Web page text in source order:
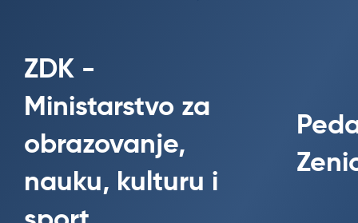
ZDK -
Ministarstvo za
obrazovanje,
nauku, kulturu i